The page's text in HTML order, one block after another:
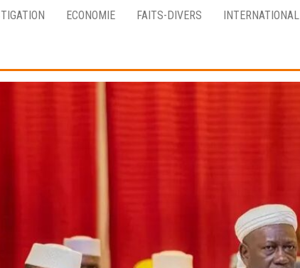
équilibrée
ECONOMIE FAITS-DIVERS INTERNATIONAL